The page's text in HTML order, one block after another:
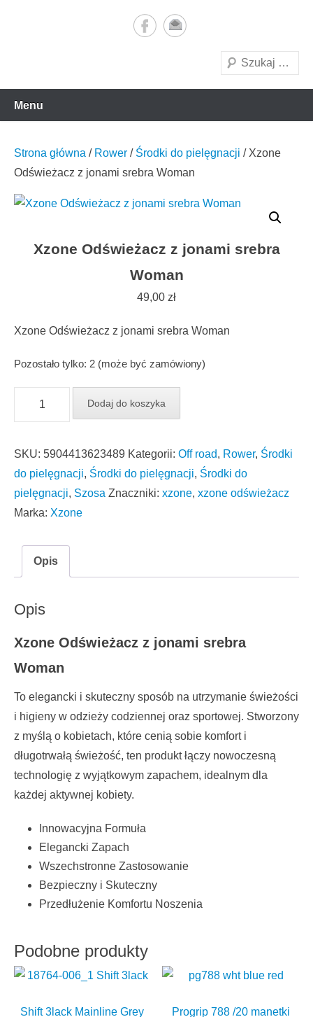
Szukaj
Menu
Strona główna / Rower / Środki do pielęgnacji / Xzone
Odświeżacz z jonami srebra Woman
Xzone Odświeżacz z jonami srebra
Woman
49,00 zł
Xzone Odświeżacz z jonami srebra Woman
Pozostało tylko: 2 (może być zamówiony)
z
jonami
srebra
Woman
Dodaj do koszyka
SKU: 5904413623489 Kategorii: Off road, Rower, Środki
do pielęgnacji, Środki do pielęgnacji, Środki do
pielęgnacji, Szosa Znaczniki: xzone, xzone odświeżacz
Marka: Xzone
Opis
Opis
Xzone Odświeżacz z jonami srebra
Woman
To elegancki i skuteczny sposób na utrzymanie świeżości
i higieny w odzieży codziennej oraz sportowej. Stworzony
z myślą o kobietach, które cenią sobie komfort i
długotrwałą świeżość, ten produkt łączy nowoczesną
technologię z wyjątkowym zapachem, idealnym dla
każdej aktywnej kobiety.
Innowacyjna Formuła
Elegancki Zapach
Wszechstronne Zastosowanie
Bezpieczny i Skuteczny
Przedłużenie Komfortu Noszenia
Podobne produkty
Shift 3lack Mainline Grey
Progrip 788 /20 manetki